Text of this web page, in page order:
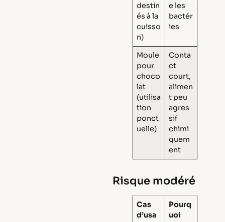
destin
és à la
cuisso
n)
e les
bactér
ies
Moule
pour
choco
lat
(utilisa
tion
ponct
uelle)
Conta
ct
court,
alimen
t peu
agres
sif
chimi
quem
ent
Risque modéré
Cas
d’usa
Pourq
uoi